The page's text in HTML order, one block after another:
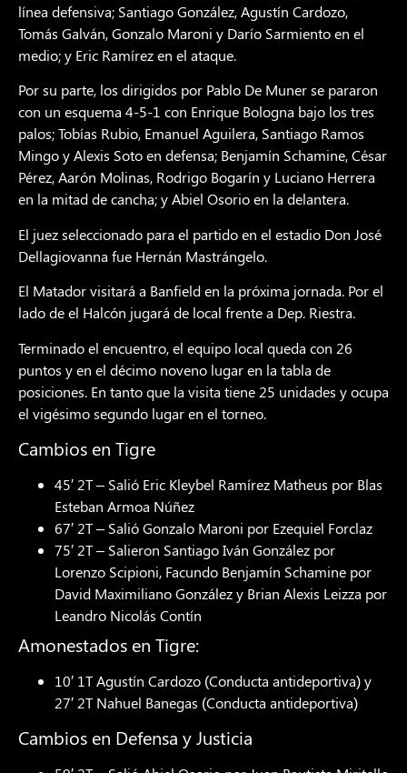
línea defensiva; Santiago González, Agustín Cardozo,
Tomás Galván, Gonzalo Maroni y Darío Sarmiento en el
medio; y Eric Ramírez en el ataque.
Por su parte, los dirigidos por Pablo De Muner se pararon
con un esquema 4-5-1 con Enrique Bologna bajo los tres
palos; Tobías Rubio, Emanuel Aguilera, Santiago Ramos
Mingo y Alexis Soto en defensa; Benjamín Schamine, César
Pérez, Aarón Molinas, Rodrigo Bogarín y Luciano Herrera
en la mitad de cancha; y Abiel Osorio en la delantera.
El juez seleccionado para el partido en el estadio Don José
Dellagiovanna fue Hernán Mastrángelo.
El Matador visitará a Banfield en la próxima jornada. Por el
lado de el Halcón jugará de local frente a Dep. Riestra.
Terminado el encuentro, el equipo local queda con 26
puntos y en el décimo noveno lugar en la tabla de
posiciones. En tanto que la visita tiene 25 unidades y ocupa
el vigésimo segundo lugar en el torneo.
Cambios en Tigre
45′ 2T – Salió Eric Kleybel Ramírez Matheus por Blas
Esteban Armoa Núñez
67′ 2T – Salió Gonzalo Maroni por Ezequiel Forclaz
75′ 2T – Salieron Santiago Iván González por
Lorenzo Scipioni, Facundo Benjamín Schamine por
David Maximiliano González y Brian Alexis Leizza por
Leandro Nicolás Contín
Amonestados en Tigre:
10′ 1T Agustín Cardozo (Conducta antideportiva) y
27′ 2T Nahuel Banegas (Conducta antideportiva)
Cambios en Defensa y Justicia